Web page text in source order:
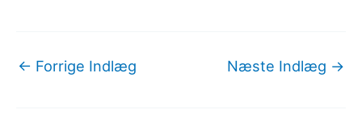
← Forrige Indlæg Næste Indlæg →